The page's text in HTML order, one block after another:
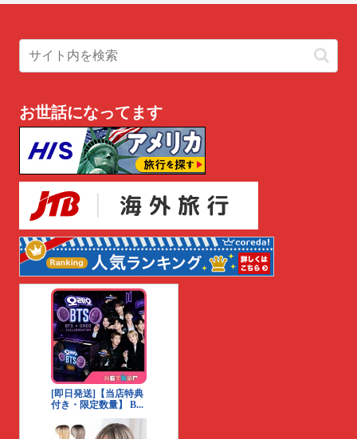
お世話になってます